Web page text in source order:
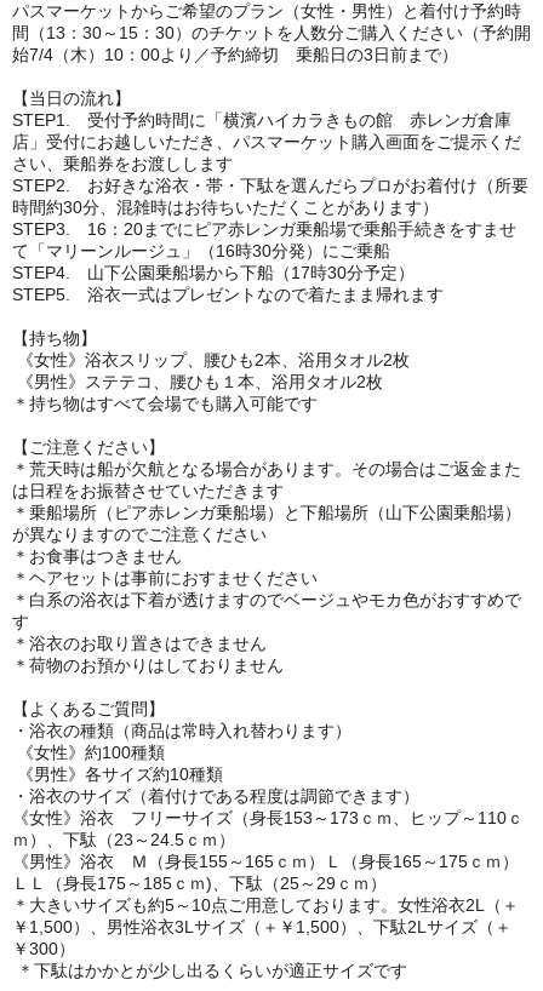
パスマーケットからご希望のプラン（女性・男性）と着付け予約時
間（13：30～15：30）のチケットを人数分ご購入ください（予約開
始7/4（木）10：00より／予約締切 乗船日の3日前まで）
【当日の流れ】
STEP1. 受付予約時間に「横濱ハイカラきもの館 赤レンガ倉庫
店」受付にお越しいただき、パスマーケット購入画面をご提示くだ
さい、乗船券をお渡しします
STEP2. お好きな浴衣・帯・下駄を選んだらプロがお着付け（所要
時間約30分、混雑時はお待ちいただくことがあります）
STEP3. 16：20までにピア赤レンガ乗船場で乗船手続きをすませ
て「マリーンルージュ」（16時30分発）にご乗船
STEP4. 山下公園乗船場から下船（17時30分予定）
STEP5. 浴衣一式はプレゼントなので着たまま帰れます
【持ち物】
《女性》浴衣スリップ、腰ひも2本、浴用タオル2枚
《男性》ステテコ、腰ひも１本、浴用タオル2枚
＊持ち物はすべて会場でも購入可能です
【ご注意ください】
＊荒天時は船が欠航となる場合があります。その場合はご返金また
は日程をお振替させていただきます
＊乗船場所（ピア赤レンガ乗船場）と下船場所（山下公園乗船場）
が異なりますのでご注意ください
＊お食事はつきません
＊ヘアセットは事前におすませください
＊白系の浴衣は下着が透けますのでベージュやモカ色がおすすめで
す
＊浴衣のお取り置きはできません
＊荷物のお預かりはしておりません
【よくあるご質問】
・浴衣の種類（商品は常時入れ替わります）
《女性》約100種類
《男性》各サイズ約10種類
・浴衣のサイズ（着付けである程度は調節できます）
《女性》浴衣 フリーサイズ（身長153～173ｃｍ、ヒップ～110ｃ
ｍ）、下駄（23～24.5ｃｍ）
《男性》浴衣 Ｍ（身長155～165ｃｍ）Ｌ（身長165～175ｃｍ）
ＬＬ（身長175～185ｃｍ)、下駄（25～29ｃｍ）
＊大きいサイズも約5～10点ご用意しております。女性浴衣2L（＋
￥1,500）、男性浴衣3Lサイズ（＋￥1,500）、下駄2Lサイズ（＋
￥300）
＊下駄はかかとが少し出るくらいが適正サイズです